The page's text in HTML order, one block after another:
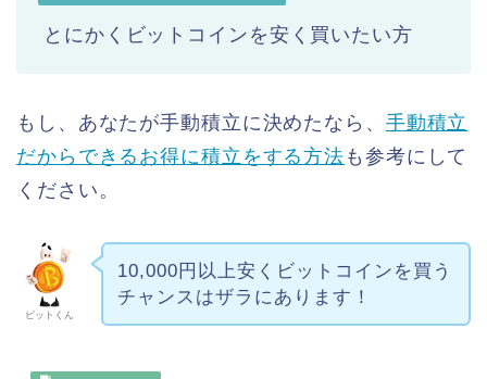
とにかくビットコインを安く買いたい方
もし、あなたが手動積立に決めたなら、 手動積立
だからできるお得に積立をする方法 も参考にして
ください。
ビットくん
10,000円以上安くビットコインを買う
チャンスはザラにあります！